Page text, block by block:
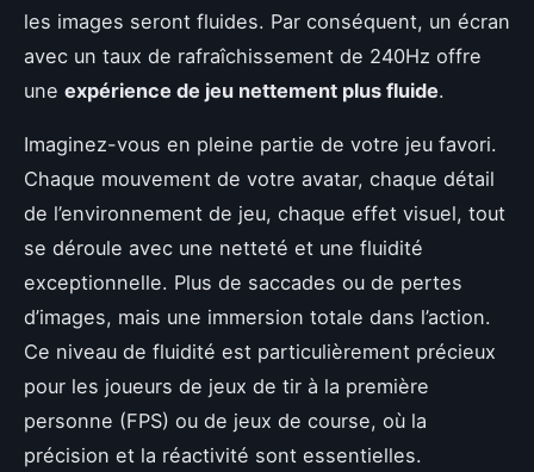
les images seront fluides. Par conséquent, un écran
avec un taux de rafraîchissement de 240Hz offre
une expérience de jeu nettement plus fluide.
Imaginez-vous en pleine partie de votre jeu favori.
Chaque mouvement de votre avatar, chaque détail
de l’environnement de jeu, chaque effet visuel, tout
se déroule avec une netteté et une fluidité
exceptionnelle. Plus de saccades ou de pertes
d’images, mais une immersion totale dans l’action.
Ce niveau de fluidité est particulièrement précieux
pour les joueurs de jeux de tir à la première
personne (FPS) ou de jeux de course, où la
précision et la réactivité sont essentielles.